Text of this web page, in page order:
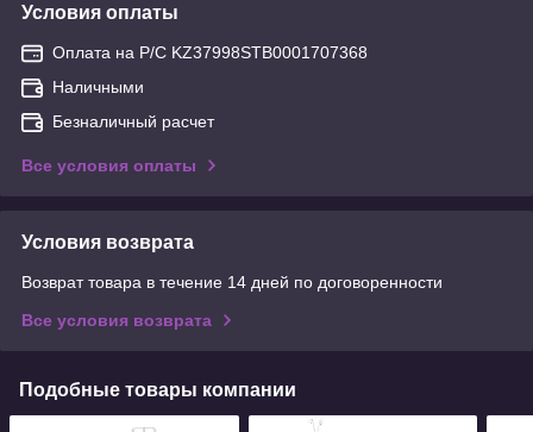
Условия оплаты
Оплата на Р/С KZ37998STB0001707368
Наличными
Безналичный расчет
Все условия оплаты
Условия возврата
Возврат товара в течение 14 дней по договоренности
Все условия возврата
Подобные товары компании